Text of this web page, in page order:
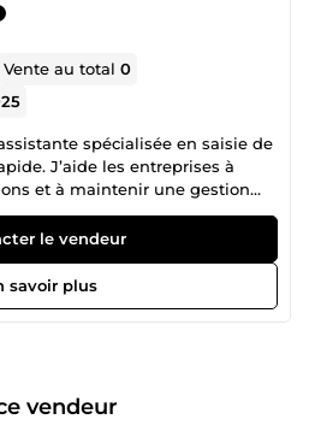
Vente au total0
spécialisée en saisie de
J’aide les entreprises à
et à maintenir une gestion
des documents. ✩ Saisie de
et bien présentée. ·
professionnelle des
👉 Sérieuse, organisée et
le vendeur
savoir plus
vendeur